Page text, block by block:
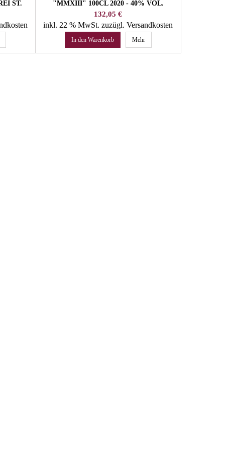
ST.
"MMXIII" 100CL 2020 - 40% VOL.
HOFBRENNEREI ST. URBAN
Preis
132,05 €
inkl. 22 % MwSt.zuzügl. Versandkosten
In den Warenkorb Mehr